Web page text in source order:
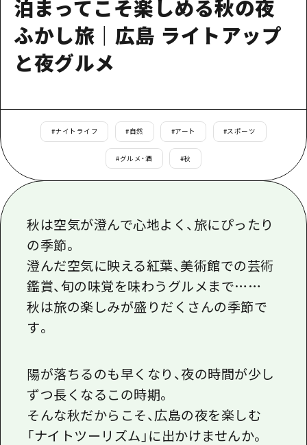
ナイトライフ
世界遺産
学び・体験
癒し
自然
備北
芸北
宮島周辺
弾丸
日帰り
半日
宮島周辺
山口県東部
島根県
アクセス
二次交通まとめ
施設の混雑状況のお知らせ
手荷物預かり・配送サービス
広島おもてなしパス
HIROSHIMA FREE Wi-Fi
広島県を訪れる外国人旅行者向け情報一
ボランティアガイド
ユニバーサルツーリズム
ガイドブック
よくあるご質問
メディア掲載情報
フォトダウンロード
新着情報
お問い合わせ
事業者・学校関係者の皆さま
泊まってこそ楽しめる秋の夜
ふかし旅｜広島 ライトアップ
と夜グルメ
#ナイトライフ #自然 #アート #スポーツ
#グルメ・酒 #秋
秋は空気が澄んで心地よく、旅にぴったり
の季節。
澄んだ空気に映える紅葉、美術館での芸術
鑑賞、旬の味覚を味わうグルメまで……
秋は旅の楽しみが盛りだくさんの季節で
す。
陽が落ちるのも早くなり、夜の時間が少し
ずつ長くなるこの時期。
そんな秋だからこそ、広島の夜を楽しむ
「ナイトツーリズム」に出かけませんか。